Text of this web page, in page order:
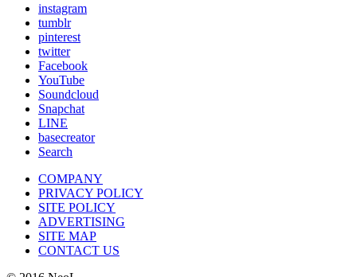
instagram
tumblr
pinterest
twitter
Facebook
YouTube
Soundcloud
Snapchat
LINE
basecreator
Search
COMPANY
PRIVACY POLICY
SITE POLICY
ADVERTISING
SITE MAP
CONTACT US